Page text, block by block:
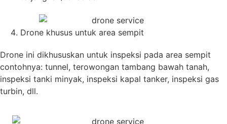
Drone khusus untuk area sempit
Drone ini dikhususkan untuk inspeksi pada area sempit
contohnya: tunnel, terowongan tambang bawah tanah,
inspeksi tanki minyak, inspeksi kapal tanker, inspeksi gas
turbin, dll.